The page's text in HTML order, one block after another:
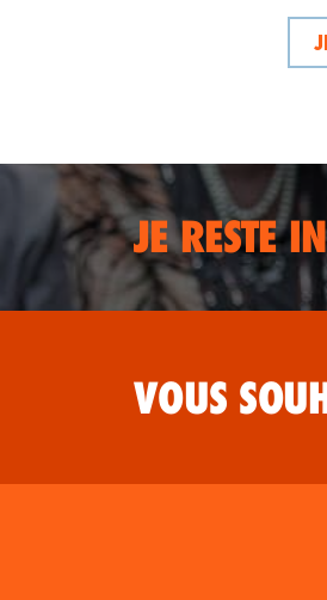
JE RESTE
VOUS